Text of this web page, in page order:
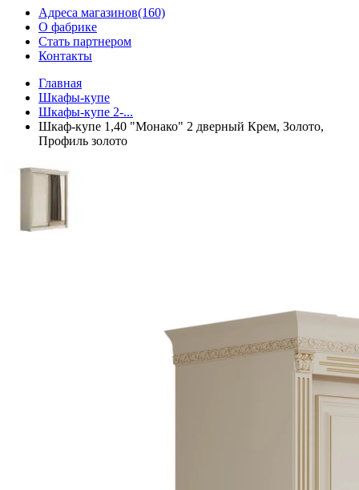
Адреса магазинов(160)
О фабрике
Стать партнером
Контакты
Главная
Шкафы-купе
Шкафы-купе 2-...
Шкаф-купе 1,40 "Монако" 2 дверный Крем, Золото,
Профиль золото